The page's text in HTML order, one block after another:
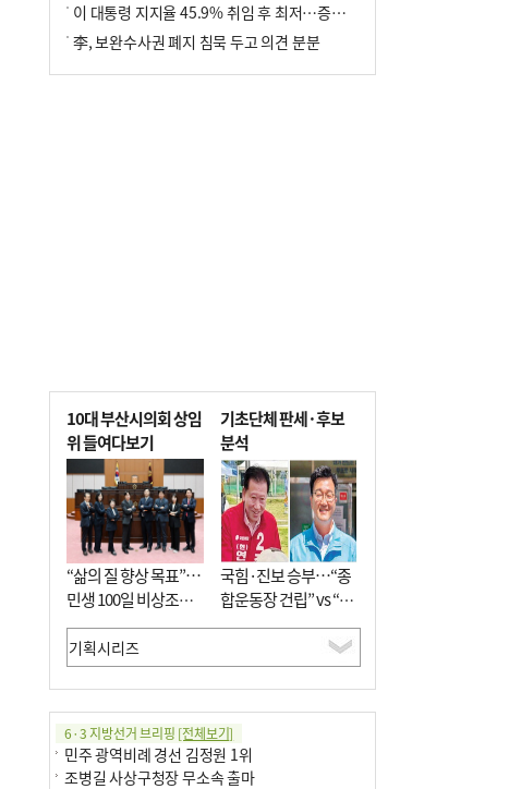
이 대통령 지지율 45.9% 취임 후 최저…증시 폭락·연임 개헌 논란 영향
李, 보완수사권 폐지 침묵 두고 의견 분분
10대 부산시의회 상임
위 들여다보기
“삶의 질 향상 목표”…
민생 100일 비상조치
면밀 심사
기초단체 판세·후보
분석
국힘·진보 승부…“종
합운동장 건립” vs “출
근 공공버스 도입”
6·3 지방선거 브리핑 [전체보기]
민주 광역비례 경선 김정원 1위
조병길 사상구청장 무소속 출마